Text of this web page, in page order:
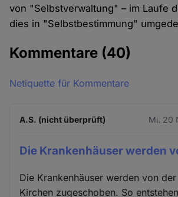
von "Selbstverwaltung" – im Laufe
dies in "Selbstbestimmung"
Kommentare (40)
Netiquette für Kommentare
A.S. (nicht überprüft) Mi. 20
Die Krankenhäuser werden
Die Krankenhäuser werden von
Kirchen zugeschoben. So